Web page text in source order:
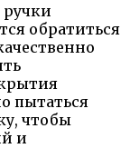
обратиться
пытаться
чтобы
и